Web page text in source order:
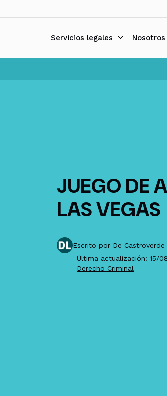
al
Servicios legales Nosotros
JUEGO DE
LAS VEGAS
Escrito por De Castroverde
Última actualización: 15/
Derecho Criminal